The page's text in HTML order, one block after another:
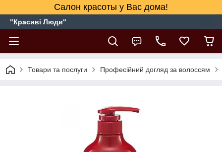
Салон красоты у Вас дома!
"Красиві Люди"
Товари та послуги Професійний догляд за волоссям